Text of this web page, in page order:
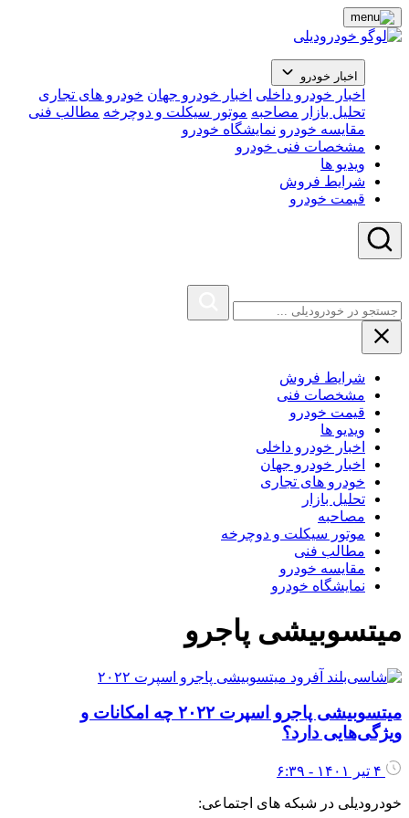
اخبار خودرو
اخبار خودرو داخلی اخبار خودرو جهان خودرو های تجاری
تحلیل بازار مصاحبه موتور سیکلت و دوچرخه مطالب فنی
مقایسه خودرو نمایشگاه خودرو
مشخصات فنی خودرو
ویدیو ها
شرایط فروش
قیمت خودرو
شرایط فروش
مشخصات فنی
قیمت خودرو
ویدیو ها
اخبار خودرو داخلی
اخبار خودرو جهان
خودرو های تجاری
تحلیل بازار
مصاحبه
موتور سیکلت و دوچرخه
مطالب فنی
مقایسه خودرو
نمایشگاه خودرو
میتسوبیشی پاجرو
میتسوبیشی پاجرو اسپرت ۲۰۲۲ چه امکانات و
ویژگی‌هایی دارد؟
خودرودیلی در شبکه های اجتماعی: